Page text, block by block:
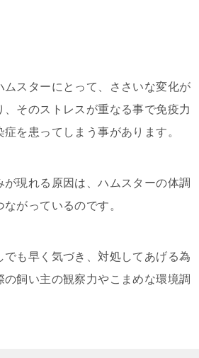
ムスターにとって、ささいな変化が
、そのストレスが重なる事で免疫力
を患ってしまう事があります。
が現れる原因は、ハムスターの体調
がっているのです。
でも早く気づき、対処してあげる為
の飼い主の観察力やこまめな環境調